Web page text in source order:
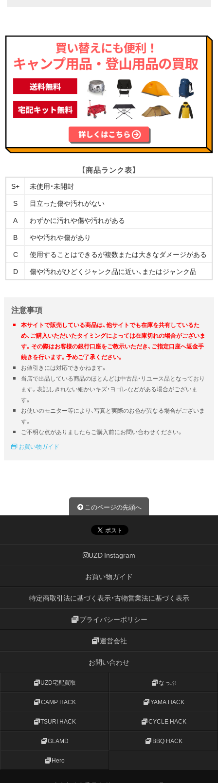
【商品ランク表】
S+
未使用・未開封
S
目立った傷や汚れがない
A
わずかに汚れや傷や汚れがある
B
やや汚れや傷があり
C
使用することはできるが複数または大きなダメージがある
D
傷や汚れがひどくジャンク品に近い、またはジャンク品
注意事項
本サイトで販売している商品は、他サイトでも在庫を共有しているた
め、ご購入いただいたタイミングによっては在庫切れの場合がございま
す。その際はお客様の銀行口座をご教示いただき、ご指定口座へ返金手
続きを行います。予めご了承ください。
お値引きには対応できかねます。
当店で出品している商品のほとんどは中古品・リユース品となっており
ます。表記しきれない細かいキズ・ヨゴレなどがある場合がございま
す。
お使いのモニター等により、写真と実際のお色が異なる場合がございま
す。
ご不明な点がありましたらご購入前にお問い合わせください。
お買い物ガイド
このページの先頭へ
UZD Instagram
お買い物ガイド
特定商取引法に基づく表示・古物営業法に基づく表示
プライバシーポリシー
運営会社
お問い合わせ
UZD宅配買取 なっぷ
CAMP HACK YAMA HACK
TSURI HACK CYCLE HACK
GLAMD BBQ HACK
Hero